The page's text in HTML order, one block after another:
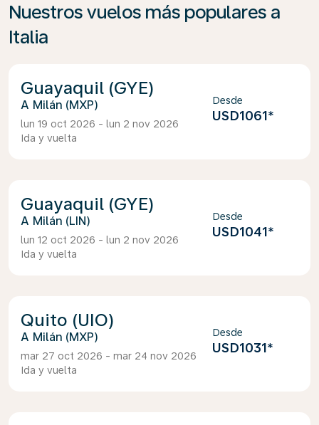
Nuestros vuelos más populares a
Italia
Guayaquil (GYE)
Milán (MXP)
lun 19 oct 2026 - lun 2 nov 2026
Ida y vuelta
Desde
USD1061*
Guayaquil (GYE)
Milán (LIN)
lun 12 oct 2026 - lun 2 nov 2026
Ida y vuelta
Desde
USD1041*
Quito (UIO)
Milán (MXP)
mar 27 oct 2026 - mar 24 nov 2026
Ida y vuelta
Desde
USD1031*